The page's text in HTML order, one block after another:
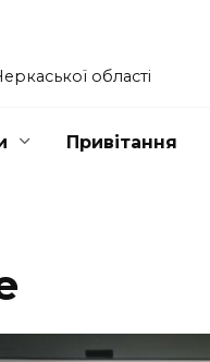
області
Привітання